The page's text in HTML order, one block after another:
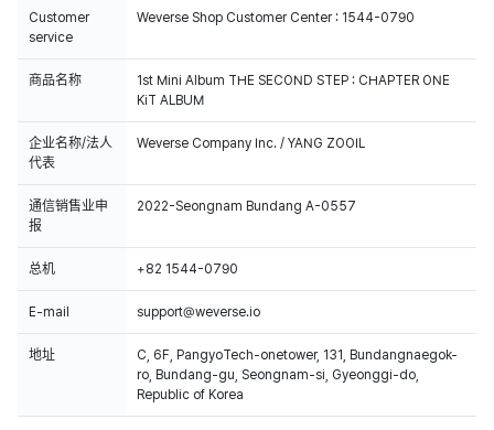
Customer
service
Weverse Shop Customer Center : 1544-0790
商品名称
1st Mini Album THE SECOND STEP : CHAPTER ONE
KiT ALBUM
企业名称/法人
代表
Weverse Company Inc. / YANG ZOOIL
通信销售业申
报
2022-Seongnam Bundang A-0557
总机 +82 1544-0790
E-mail support@weverse.io
地址
C, 6F, PangyoTech-onetower, 131, Bundangnaegok-
ro, Bundang-gu, Seongnam-si, Gyeonggi-do,
Republic of Korea